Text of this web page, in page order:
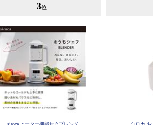
3位
siroca ヒーター機能付きブレンダ
シロカ お